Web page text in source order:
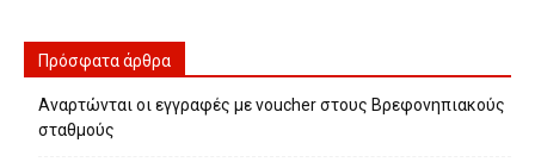
Πρόσφατα άρθρα
Αναρτώνται οι εγγραφές με voucher στους Βρεφονηπιακούς
σταθμούς